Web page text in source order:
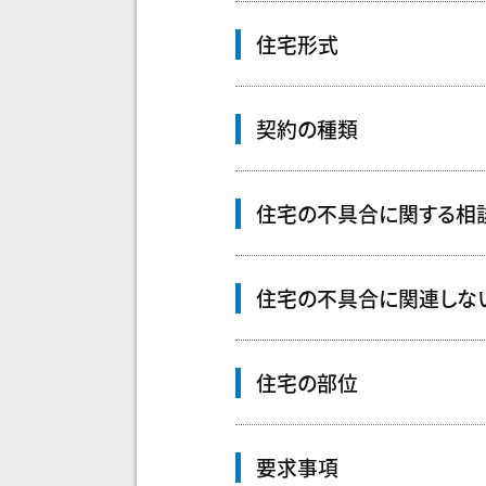
住宅形式
契約の種類
住宅の不具合に関する相
住宅の不具合に関連しな
住宅の部位
要求事項